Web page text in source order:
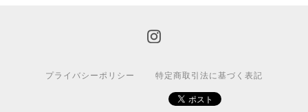
プライバシーポリシー 特定商取引法に基づく表記